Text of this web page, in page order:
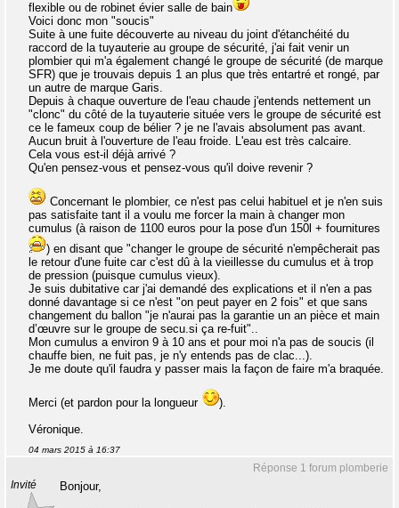
flexible ou de robinet évier salle de bain
Voici donc mon "soucis"
Suite à une fuite découverte au niveau du joint d'étanchéité du
raccord de la tuyauterie au groupe de sécurité, j'ai fait venir un
plombier qui m'a également changé le groupe de sécurité (de marque
SFR) que je trouvais depuis 1 an plus que très entartré et rongé, par
un autre de marque Garis.
Depuis à chaque ouverture de l'eau chaude j'entends nettement un
"clonc" du côté de la tuyauterie située vers le groupe de sécurité est
ce le fameux coup de bélier ? je ne l'avais absolument pas avant.
Aucun bruit à l'ouverture de l'eau froide. L'eau est très calcaire.
Cela vous est-il déjà arrivé ?
Qu'en pensez-vous et pensez-vous qu'il doive revenir ?
Concernant le plombier, ce n'est pas celui habituel et je n'en suis
pas satisfaite tant il a voulu me forcer la main à changer mon
cumulus (à raison de 1100 euros pour la pose d'un 150l + fournitures
) en disant que "changer le groupe de sécurité n'empêcherait pas
le retour d'une fuite car c'est dû à la vieillesse du cumulus et à trop
de pression (puisque cumulus vieux).
Je suis dubitative car j'ai demandé des explications et il n'en a pas
donné davantage si ce n'est "on peut payer en 2 fois" et que sans
changement du ballon "je n'aurai pas la garantie un an pièce et main
d’œuvre sur le groupe de secu.si ça re-fuit"..
Mon cumulus a environ 9 à 10 ans et pour moi n'a pas de soucis (il
chauffe bien, ne fuit pas, je n'y entends pas de clac...).
Je me doute qu'il faudra y passer mais la façon de faire m'a braquée.
Merci (et pardon pour la longueur
).
Véronique.
04 mars 2015 à 16:37
Réponse 1 forum plomberie
Invité
Bonjour,